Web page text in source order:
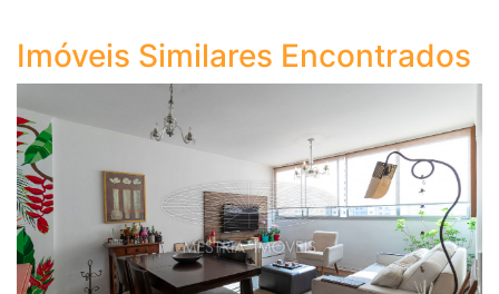
Imóveis Similares Encontrados